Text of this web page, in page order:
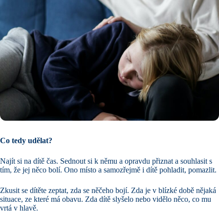
Co tedy udělat?
Najít si na dítě čas. Sednout si k němu a opravdu přiznat a souhlasit s
tím, že jej něco bolí. Ono místo a samozřejmě i dítě pohladit, pomazlit.
Zkusit se dítěte zeptat, zda se něčeho bojí. Zda je v blízké době nějaká
situace, ze které má obavu. Zda dítě slyšelo nebo vidělo něco, co mu
vrtá v hlavě.